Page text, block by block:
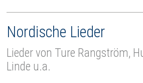
Nordische Lieder
Lieder von Ture Rangström,
Linde u.a.